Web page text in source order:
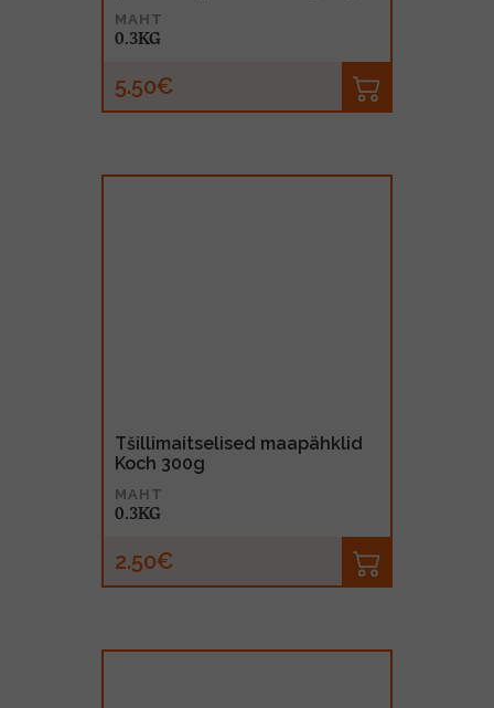
MAHT
0.3KG
5.50€
Tšillimaitselised maapähklid
Koch 300g
MAHT
0.3KG
2.50€